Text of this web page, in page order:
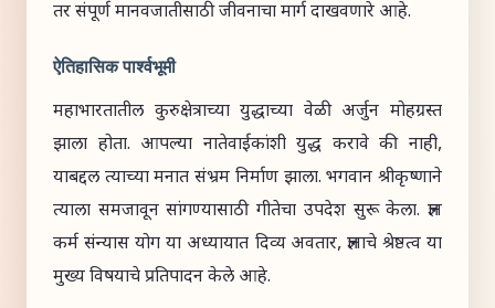
तर संपूर्ण मानवजातीसाठी जीवनाचा मार्ग दाखवणारे आहे.
ऐतिहासिक पार्श्वभूमी
महाभारतातील कुरुक्षेत्राच्या युद्धाच्या वेळी अर्जुन मोहग्रस्त
झाला होता. आपल्या नातेवाईकांशी युद्ध करावे की नाही,
याबद्दल त्याच्या मनात संभ्रम निर्माण झाला. भगवान श्रीकृष्णाने
त्याला समजावून सांगण्यासाठी गीतेचा उपदेश सुरू केला. ज्ञान
कर्म संन्यास योग या अध्यायात दिव्य अवतार, ज्ञानाचे श्रेष्ठत्व या
मुख्य विषयाचे प्रतिपादन केले आहे.